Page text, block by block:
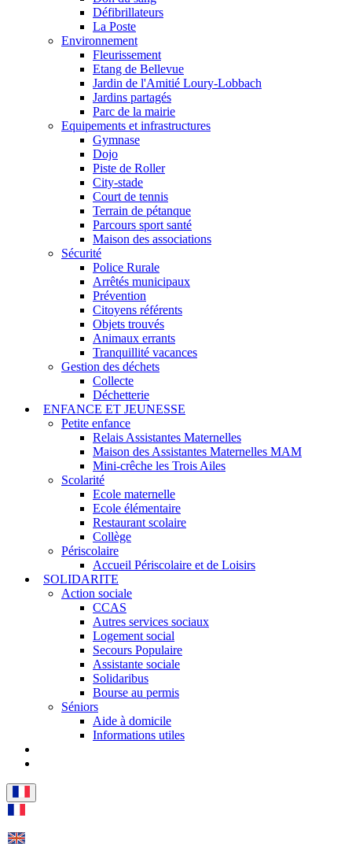
Défibrillateurs
La Poste
Environnement
Fleurissement
Etang de Bellevue
Jardin de l'Amitié Loury-Lobbach
Jardins partagés
Parc de la mairie
Equipements et infrastructures
Gymnase
Dojo
Piste de Roller
City-stade
Court de tennis
Terrain de pétanque
Parcours sport santé
Maison des associations
Sécurité
Police Rurale
Arrêtés municipaux
Prévention
Citoyens référents
Objets trouvés
Animaux errants
Tranquillité vacances
Gestion des déchets
Collecte
Déchetterie
ENFANCE ET JEUNESSE
Petite enfance
Relais Assistantes Maternelles
Maison des Assistantes Maternelles MAM
Mini-crêche les Trois Ailes
Scolarité
Ecole maternelle
Ecole élémentaire
Restaurant scolaire
Collège
Périscolaire
Accueil Périscolaire et de Loisirs
SOLIDARITE
Action sociale
CCAS
Autres services sociaux
Logement social
Secours Populaire
Assistante sociale
Solidaribus
Bourse au permis
Séniors
Aide à domicile
Informations utiles